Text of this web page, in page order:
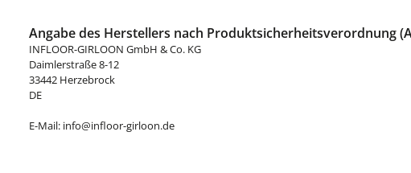
Angabe des Herstellers nach Produktsicherheitsverordnung
INFLOOR-GIRLOON GmbH & Co. KG
Daimlerstraße 8-12
33442 Herzebrock
DE
E-Mail: info@infloor-girloon.de